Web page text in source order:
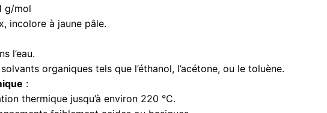
g/mol
incolore à jaune pâle.
l’eau.
organiques tels que l’éthanol, l’acétone, ou le toluène.
:
thermique jusqu’à environ 220 °C.